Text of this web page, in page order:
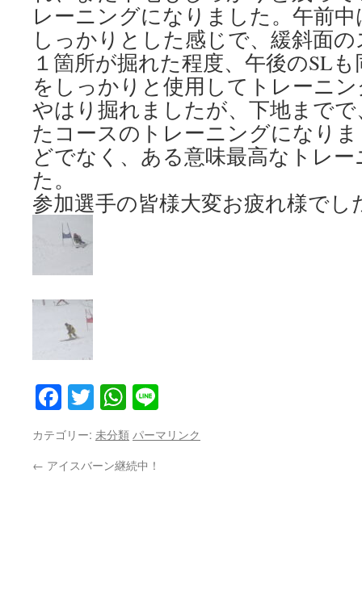
レーニングになりました。午前
しっかりとした感じで、緩斜面
１箇所が掘れた程度、午後のSL
をしっかりと使用してトレーニ
やはり掘れましたが、下地まで
たコースのトレーニングになり
どでなく、ある意味最高なトレ
た。
参加選手の皆様大変お疲れ様でし
Facebook
TwitterWhatsApp
カテゴリー: 未分類パーマリンク
← アイスバーン継続中！